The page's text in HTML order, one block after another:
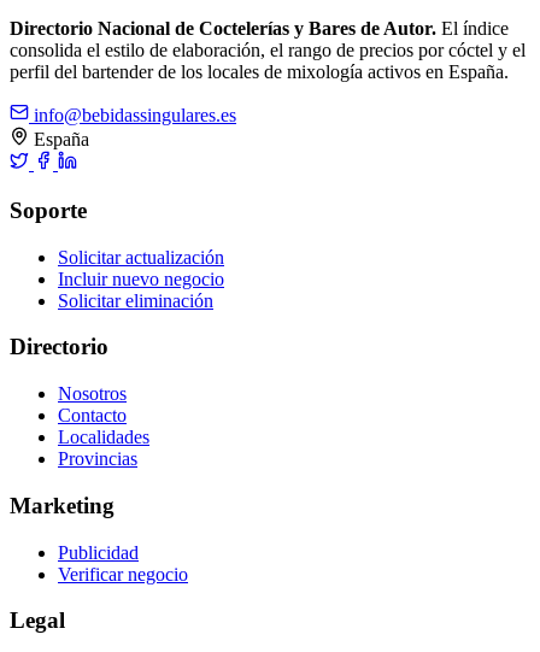
Directorio Nacional de Coctelerías y Bares de Autor. El índice
consolida el estilo de elaboración, el rango de precios por cóctel y el
perfil del bartender de los locales de mixología activos en España.
info@bebidassingulares.es
España
Soporte
Solicitar actualización
Incluir nuevo negocio
Solicitar eliminación
Directorio
Nosotros
Contacto
Localidades
Provincias
Marketing
Publicidad
Verificar negocio
Legal